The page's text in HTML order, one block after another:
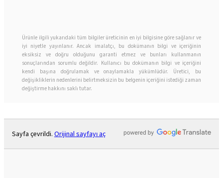
Ürünle ilgili yukarıdaki tüm bilgiler üreticinin en iyi bilgisine göre sağlanır ve
iyi niyetle yayınlanır. Ancak imalatçı, bu dokümanın bilgi ve içeriğinin
eksiksiz ve doğru olduğunu garanti etmez ve bunları kullanmanın
sonuçlarından sorumlu değildir. Kullanıcı bu dokümanın bilgi ve içeriğini
kendi başına doğrulamak ve onaylamakla yükümlüdür. Üretici, bu
değişikliklerin nedenlerini belirtmeksizin bu belgenin içeriğini istediği zaman
değiştirme hakkını saklı tutar.
Sayfa çevrildi. Orijinal sayfayı aç